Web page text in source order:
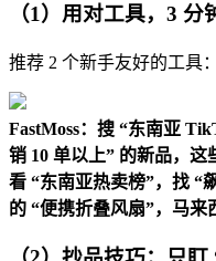
（1）用对工具，3
推荐 2 个新手友好的工具：
FastMoss：搜 “东南亚
销 10 单以上” 的新品，
看 “东南亚热卖榜”，找 “
的 “便携折叠风扇”，马来